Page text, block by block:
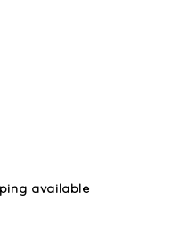
available